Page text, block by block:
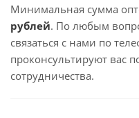
Минимальная сумма
рублей. По любым
связаться с нами по
проконсультируют вас
сотрудничества.